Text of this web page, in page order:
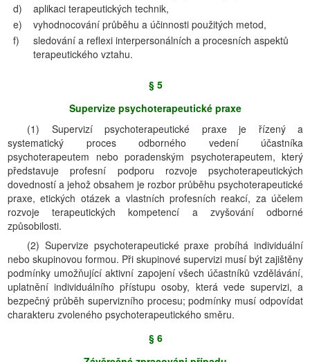
d)
aplikaci terapeutických technik,
e)
vyhodnocování průběhu a účinnosti použitých metod,
f)
sledování a reflexi interpersonálních a procesních aspektů
terapeutického vztahu.
§ 5
Supervize psychoterapeutické praxe
(1) Supervizí psychoterapeutické praxe je řízený a
systematický proces odborného vedení účastníka
psychoterapeutem nebo poradenským psychoterapeutem, který
představuje profesní podporu rozvoje psychoterapeutických
dovedností a jehož obsahem je rozbor průběhu psychoterapeutické
praxe, etických otázek a vlastních profesních reakcí, za účelem
rozvoje terapeutických kompetencí a zvyšování odborné
způsobilosti.
(2) Supervize psychoterapeutické praxe probíhá individuální
nebo skupinovou formou. Při skupinové supervizi musí být zajištěny
podmínky umožňující aktivní zapojení všech účastníků vzdělávání,
uplatnění individuálního přístupu osoby, která vede supervizi, a
bezpečný průběh supervizního procesu; podmínky musí odpovídat
charakteru zvoleného psychoterapeutického směru.
§ 6